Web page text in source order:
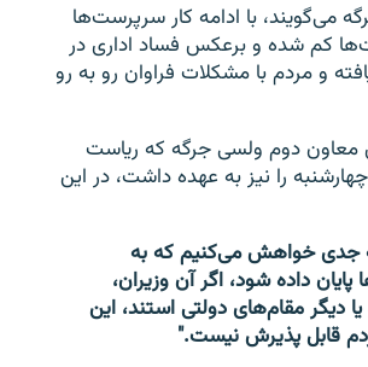
می‌گویند، با ادامه کار سرپرست‌ها
کم شده و برعکس فساد اداری در
و مردم با مشکلات فراوان رو به رو
معاون دوم ولسی جرگه که ریاست
را نیز به عهده داشت، در این
جدی خواهش می‌کنیم که به
داده شود، اگر آن وزیران،
دیگر مقام‌های دولتی استند، این
قابل پذیرش نیست."